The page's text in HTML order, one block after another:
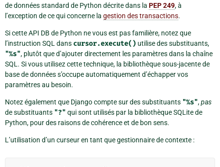
de données standard de Python décrite dans la PEP 249, à
l’exception de ce qui concerne la gestion des transactions.
Si cette API DB de Python ne vous est pas familière, notez que
l’instruction SQL dans cursor.execute() utilise des substituants,
"%s", plutôt que d’ajouter directement les paramètres dans la chaîne
SQL. Si vous utilisez cette technique, la bibliothèque sous-jacente de
base de données s’occupe automatiquement d’échapper vos
paramètres au besoin.
Notez également que Django compte sur des substituants "%s",pas
de substituants "?" qui sont utilisés par la bibliothèque SQLite de
Python, pour des raisons de cohérence et de bon sens.
L’utilisation d’un curseur en tant que gestionnaire de contexte :